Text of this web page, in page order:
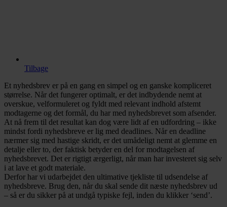
Tilbage
Et nyhedsbrev er på en gang en simpel og en ganske kompliceret
størrelse. Når det fungerer optimalt, er det indbydende nemt at
overskue, velformuleret og fyldt med relevant indhold afstemt
modtagerne og det formål, du har med nyhedsbrevet som afsender.
At nå frem til det resultat kan dog være lidt af en udfordring – ikke
mindst fordi nyhedsbreve er lig med deadlines. Når en deadline
nærmer sig med hastige skridt, er det umådeligt nemt at glemme en
detalje eller to, der faktisk betyder en del for modtagelsen af
nyhedsbrevet. Det er rigtigt ærgerligt, når man har investeret sig selv
i at lave et godt materiale.
Derfor har vi udarbejdet den ultimative tjekliste til udsendelse af
nyhedsbreve. Brug den, når du skal sende dit næste nyhedsbrev ud
– så er du sikker på at undgå typiske fejl, inden du klikker ‘send’.